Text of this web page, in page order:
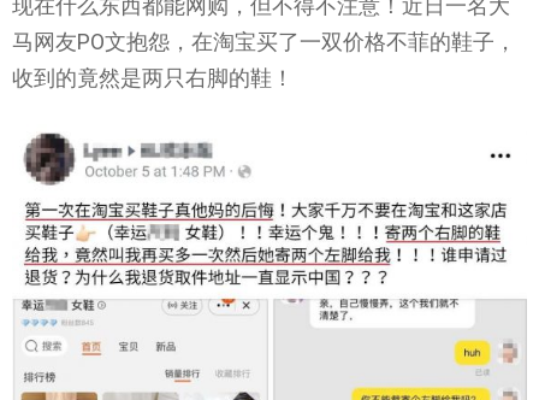
现在什么东西都能网购，但不得不注意！近日一名大
马网友PO文抱怨，在淘宝买了一双价格不菲的鞋子，
收到的竟然是两只右脚的鞋！